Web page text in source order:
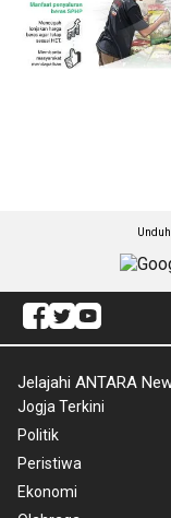
Jelajahi ANTARA
Jogja Terkini
Politik
Peristiwa
Ekonomi